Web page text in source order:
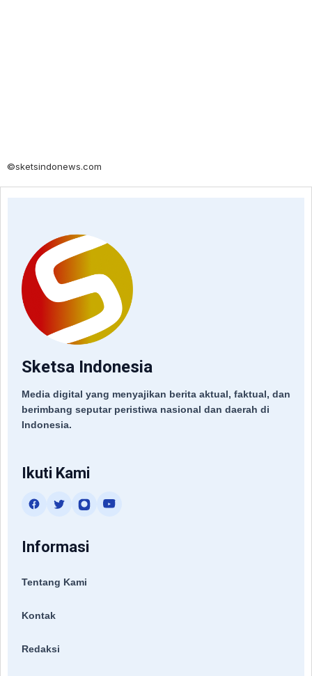
©sketsindonews.com
Sketsa Indonesia
Media digital yang menyajikan berita aktual, faktual, dan
berimbang seputar peristiwa nasional dan daerah di
Indonesia.
Ikuti Kami
Informasi
Tentang Kami
Kontak
Redaksi